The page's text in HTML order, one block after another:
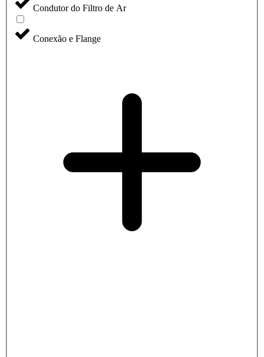
Condutor do Filtro de Ar
Conexão e Flange